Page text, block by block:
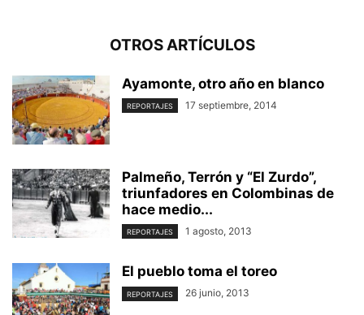
OTROS ARTÍCULOS
Ayamonte, otro año en blanco
REPORTAJES 17 septiembre, 2014
Palmeño, Terrón y “El Zurdo”,
triunfadores en Colombinas de
hace medio...
REPORTAJES 1 agosto, 2013
El pueblo toma el toreo
REPORTAJES 26 junio, 2013